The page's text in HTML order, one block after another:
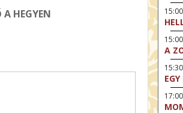
HEGYEN
A